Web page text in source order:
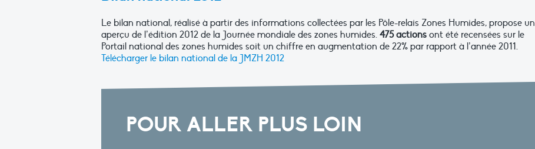
Le bilan national, réalisé à partir des informations collectées par les Pôle-relais Zones Humides, propose un
aperçu de l’édition 2012 de la Journée mondiale des zones humides. 475 actions ont été recensées sur le
Portail national des zones humides soit un chiffre en augmentation de 22% par rapport à l’année 2011.
Télécharger le bilan national de la JMZH 2012
POUR ALLER PLUS LOIN